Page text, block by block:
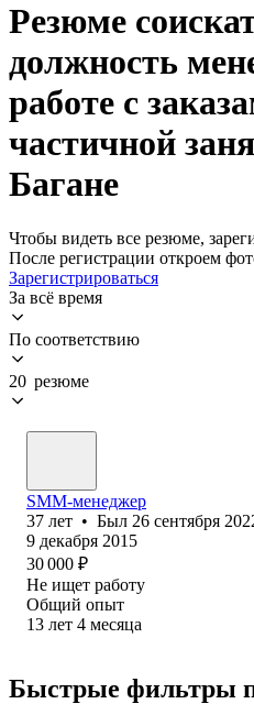
Резюме
должность
работе с
частичной
Багане
Чтобы видеть все резюме,
После регистрации откроем
Зарегистрироваться
За всё время
По соответствию
20 резюме
SMM-менеджер
37 лет • Был 26 сентября
9 декабря 2015
30 000 ₽
Не ищет работу
Общий опыт
13 лет 4 месяца
Быстрые фильтры